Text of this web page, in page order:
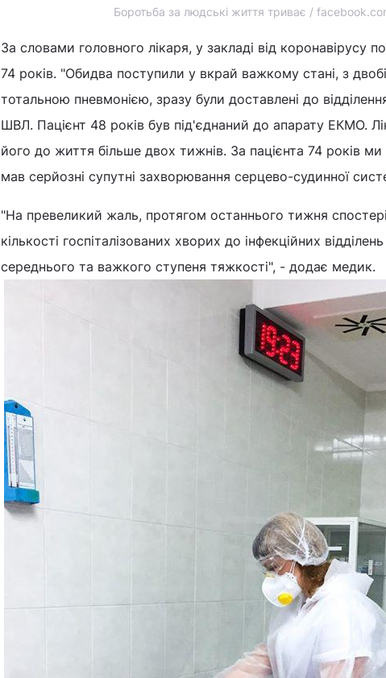
Боротьба за людські життя триває /
За словами головного лікаря, у закладі від коронавірусу
74 років. "Обидва поступили у вкрай важкому стані, з
тотальною пневмонією, зразу були доставлені до
ШВЛ. Пацієнт 48 років був під'єднаний до апарату ЕКМО.
його до життя більше двох тижнів. За пацієнта 74 років
мав серйозні супутні захворювання серцево-судинної
"На превеликий жаль, протягом останнього тижня
кількості госпіталізованих хворих до інфекційних
середнього та важкого ступеня тяжкості", - додає медик.